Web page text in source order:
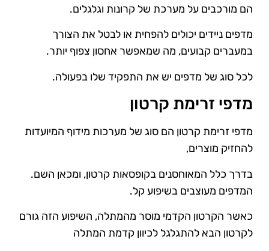
הם מורכבים על מערכת של קרונות וגלגלים.
מדפים ניידים יכולים להפחית או לבטל את הצורך
במעברים קבועים, מה שמאפשר אחסון צפוף יותר.
לכל סוג של מדפים יש את התפקיד שלו בפעולה.
מדפי זרימת קרטון
מדפי זרימת קרטון הם סוג של מערכות מידוף המיועדות
להחזיק מוצרים,
בדרך כלל המאוחסנים בקופסאות קרטון, ומכאן השם.
המדפים מעוצבים בשיפוע קל.
כאשר הקרטון הקדמי מוסר מהמתלה, השיפוע הזה גורם
לקרטון הבא להתגלגל לכיוון קדמת המתלה